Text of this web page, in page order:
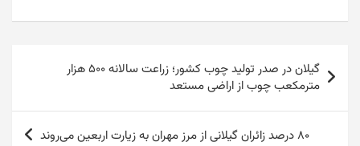
e
o
o
k
o
o
n
l
o
M
ai
l
y
n
gr
m
s
n
er
s ar
eراهبری
نوشته
گیلان در صدر تولید چوب کشور؛ زراعت سالانه ۵۰۰ هزار
مترمکعب چوب از اراضی مستعد
۸۰ درصد زائران گیلانی از مرز مهران به زیارت اربعین می‌روند